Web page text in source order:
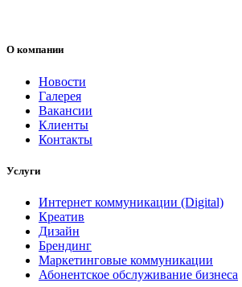
О компании
Новости
Галерея
Вакансии
Клиенты
Контакты
Услуги
Интернет коммуникации (Digital)
Креатив
Дизайн
Брендинг
Маркетинговые коммуникации
Абонентское обслуживание бизнеса